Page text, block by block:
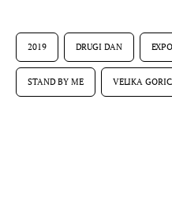
2019 DRUGI DAN
STAND BY ME VELIKA